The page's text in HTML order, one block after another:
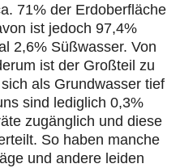
71% der Erdoberfläche
ist jedoch 97,4%
2,6% Süßwasser. Von
ist der Großteil zu
als Grundwasser tief
sind lediglich 0,3%
zugänglich und diese
So haben manche
und andere leiden